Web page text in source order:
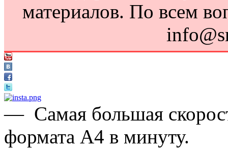
материалов. По всем
— Самая большая
формата А4 в минуту.